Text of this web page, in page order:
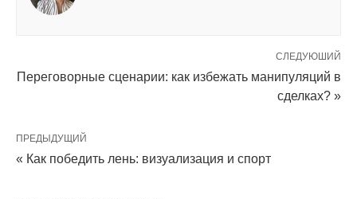
СЛЕДУЮШИЙ
Переговорные сценарии: как избежать манипуляций в
сделках? »
ПРЕДЫДУЩИЙ
« Как победить лень: визуализация и спорт